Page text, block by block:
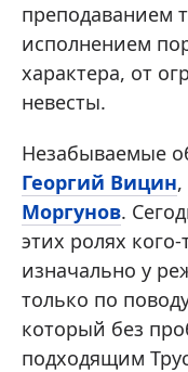
преподаванием
исполнением
характера, от
невесты.
Незабываемые
Георгий Вицин,
Моргунов.
этих ролях
изначально у
только по
который без
подходящим